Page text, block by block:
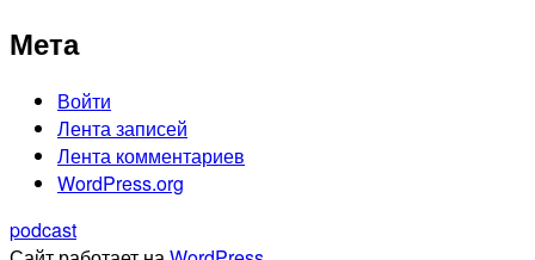
Мета
Войти
Лента записей
Лента комментариев
WordPress.org
podcast